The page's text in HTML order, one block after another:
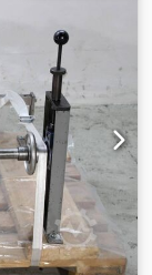
se recoge un
palé, según
en
ser visitada.
con 3
de
de Siemens.
enviarle un